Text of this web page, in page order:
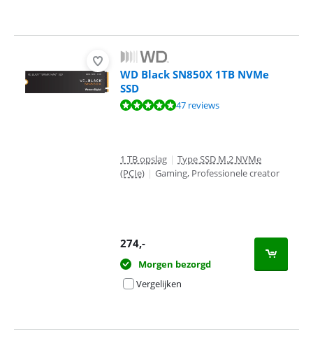
WD Black SN850X 1TB NVMe
SSD
Beoordeling is 9,5 van de 10, gebaseerd op 47 reviews.
47 reviews
1 TB opslag | Type SSD M.2 NVMe
(PCIe) | Gaming, Professionele creator
274,-
Morgen bezorgd
Vergelijken